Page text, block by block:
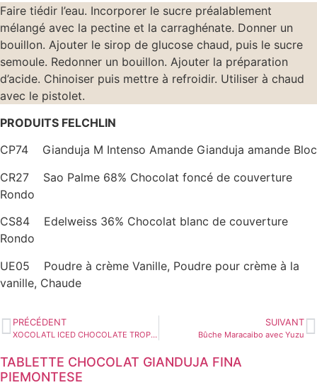
Faire tiédir l’eau. Incorporer le sucre préalablement
mélangé avec la pectine et la carraghénate. Donner un
bouillon. Ajouter le sirop de glucose chaud, puis le sucre
semoule. Redonner un bouillon. Ajouter la préparation
d’acide. Chinoiser puis mettre à refroidir. Utiliser à chaud
avec le pistolet.
PRODUITS FELCHLIN
CP74 Gianduja M Intenso Amande Gianduja amande Bloc
CR27 Sao Palme 68% Chocolat foncé de couverture
Rondo
CS84 Edelweiss 36% Chocolat blanc de couverture
Rondo
UE05 Poudre à crème Vanille, Poudre pour crème à la
vanille, Chaude
PRÉCÉDENT
XOCOLATL ICED CHOCOLATE TROPICAL
SUIVANT
Bûche Maracaibo avec Yuzu
TABLETTE CHOCOLAT GIANDUJA FINA
PIEMONTESE